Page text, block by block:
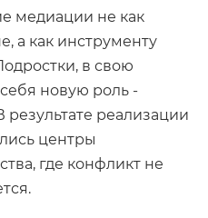
медиации не как
а как инструменту
в свою
новую роль -
реализации
центры
где конфликт не